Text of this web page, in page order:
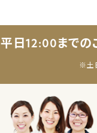
平日12:00までの
※土